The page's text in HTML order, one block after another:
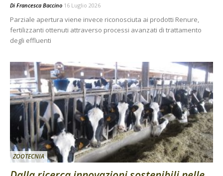
Di Francesca Baccino 16 Luglio 2026
Parziale apertura viene invece riconosciuta ai prodotti Renure,
fertilizzanti ottenuti attraverso processi avanzati di trattamento
degli effluenti
ZOOTECNIA